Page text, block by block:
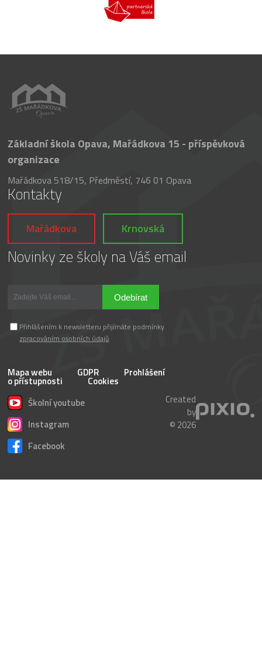
Základní škola Opava, Mařádkova 15 - příspěvková
organizace
Mařádkova 518/15, Předměstí, 746 01 Opava
Kontakty
Mařádkova Krnovská
Novinky ze školy na Váš email
Odebírat
Přihlášením k newsletteru přijímáte podmínky
zpracováním osobních údajů
Mapa webu GDPR Prohlášení
o přístupnosti
Cookies
Školní youtube
Instagram
Facebook
Created
by
© 2026